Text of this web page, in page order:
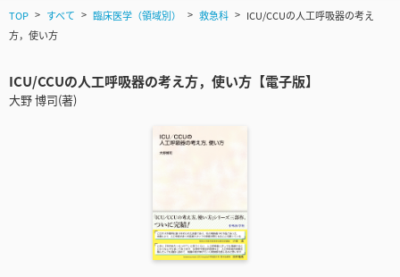
TOP すべて 臨床医学（領域別） 救急科
ICU/CCUの人工呼吸器の考え
方，使い方
ICU/CCUの人工呼吸器の考え方，使い方【電子版】
大野 博司(著)